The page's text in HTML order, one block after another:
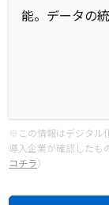
能。データの
※この情報はデジタル
導入企業が確認したも
コチラ）